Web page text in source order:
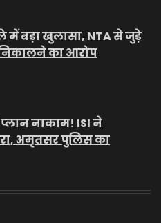
में बड़ा खुलासा, NTA से जुड़े
निकालने का आरोप
नाकाम! ISI ने
अमृतसर पुलिस का